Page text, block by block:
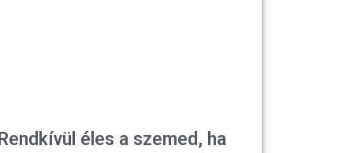
Rendkívül éles a szemed, ha